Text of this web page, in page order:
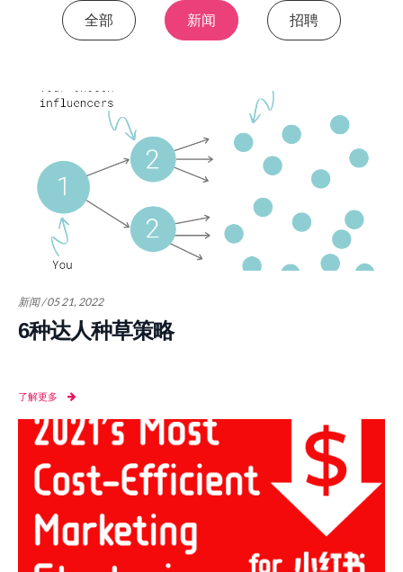
全部 新闻 招聘
新闻 / 05 21, 2022
6种达人种草策略
了解更多